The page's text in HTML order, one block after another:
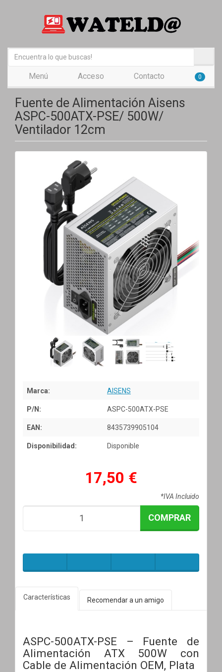
Menú Acceso Contacto 0
Fuente de Alimentación Aisens
ASPC-500ATX-PSE/ 500W/
Ventilador 12cm
Marca: AISENS
P/N: ASPC-500ATX-PSE
EAN: 8435739905104
Disponibilidad: Disponible
17,50 €
*IVA Incluido
COMPRAR
Características Recomendar a un amigo
ASPC-500ATX-PSE – Fuente de
Alimentación ATX 500W con
Cable de Alimentación OEM, Plata